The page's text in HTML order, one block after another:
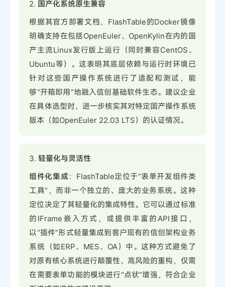
2. 国产化系统原生兼容
根据其官方部署文档，FlashTable的Docker镜像
明确支持在包括OpenEuler、OpenKylin在内的国
产主流Linux发行版上运行（同时兼容CentOS、
Ubuntu等）。这表明其底层依赖与运行时环境已
针对这些国产操作系统进行了适配和测试，能
够“开箱即用”地融入信创基础软件生态。建议企业
在具体选型时，进一步核实其对特定国产操作系统
版本（如OpenEuler 22.03 LTS）的认证情况。
3. 轻量化与灵活性
组件化集成：FlashTable定位于“表单开发组件类
工具”，而非一个独立的、庞大的业务系统。这种
定位决定了其轻量化的集成特性。它可以通过标准
的IFrame嵌入方式，或提供丰富的API接口，
以“插件”形式轻量集成到客户现有的信创架构业务
系统（如ERP、MES、OA）中。这种方式避免了
对原有核心系统进行颠覆性、高风险的重构，仅需
在需要表单功能的模块进行“点状”增强，符合企业